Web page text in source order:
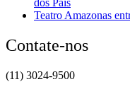
dos Pais
Teatro Amazonas
Contate-nos
(11) 3024-9500